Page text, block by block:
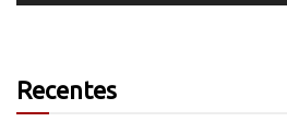
Recentes